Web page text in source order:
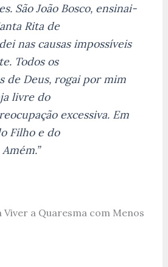
São João Bosco, ensinai-
Rita de
nas causas impossíveis
Todos os
de Deus, rogai por mim
livre do
excessiva. Em
Filho e do
a Quaresma com Menos